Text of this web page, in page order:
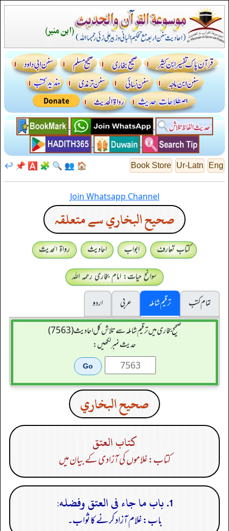
Eng
Ur-Latn
Book Store
🏠
👥
🔍
🧩
🅰️
📌
↩️
Join Whatsapp Channel
صحيح البخاري سے متعلقہ
کتاب تعارف ابواب احادیث
رواۃ الحدیث
سوانح حیات: امام بخاری رحمہ اللہ
تمام کتب
ترقیم شاملہ عربی
اردو
صحیح بخاری میں ترقیم شاملہ سے تلاش کل احادیث (7563)
حدیث نمبر لکھیں:
صحيح البخاري
كتاب العتق
کتاب: غلاموں کی آزادی کے بیان میں
1. باب ما جاء فى العتق وفضله:
باب: غلام آزاد کرنے کا ثواب۔